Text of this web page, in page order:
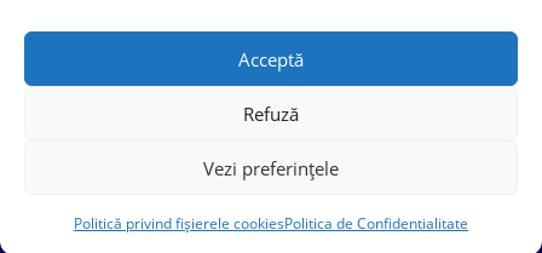
Acceptă
Refuză
Vezi preferințele
Politică privind fișierele cookiesPolitica de Confidentialitate
Politica Cookies